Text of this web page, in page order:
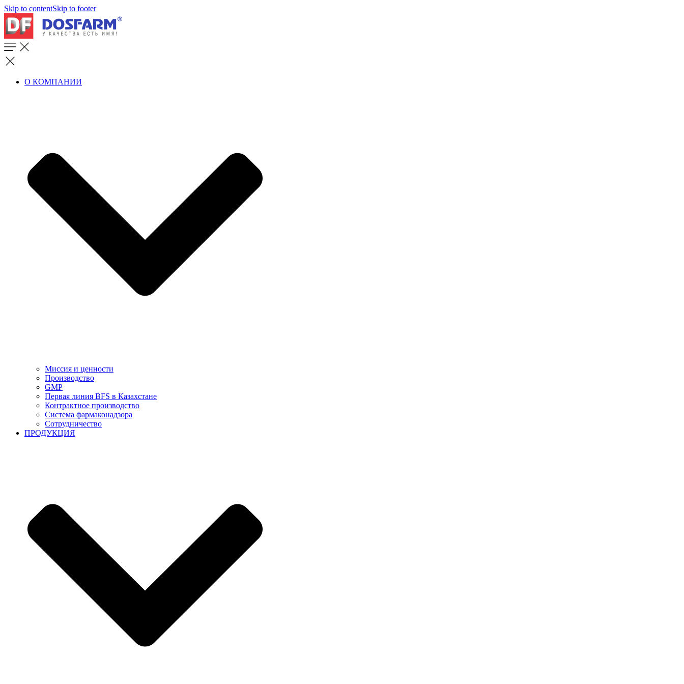
Skip to contentSkip to footer
О КОМПАНИИ
Миссия и ценности
Производство
GMP
Первая линия BFS в Казахстане
Контрактное производство
Система фармаконадзора
Сотрудничество
ПРОДУКЦИЯ